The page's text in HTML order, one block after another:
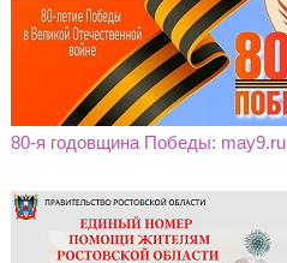
80-я годовщина Победы: may9.ru